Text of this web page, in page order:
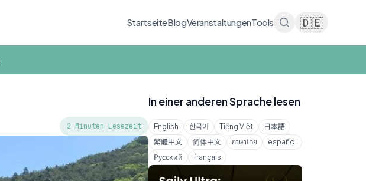
StartseiteBlogVeranstaltungenTools 🇩🇪
2 Minuten Lesezeit
In einer anderen Sprache lesen
English 한국어 Tiếng Việt
日本語
繁體中文
简体中文 ภาษาไทย
español
Русский
français